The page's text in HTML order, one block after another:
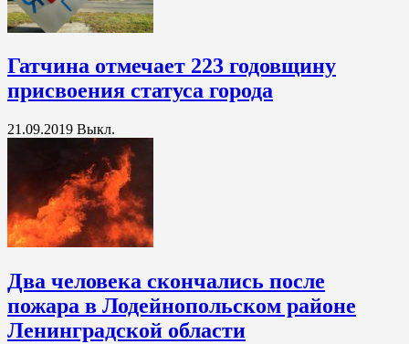
Гатчина отмечает 223 годовщину
присвоения статуса города
21.09.2019 Выкл.
Два человека скончались после
пожара в Лодейнопольском районе
Ленинградской области